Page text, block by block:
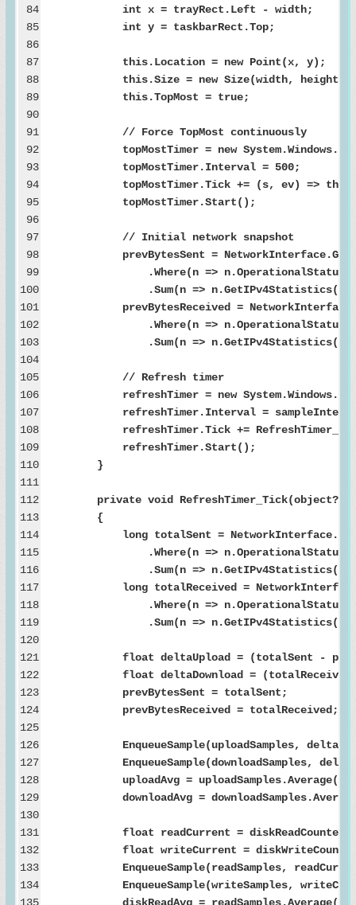
84
85
86
87
88
89
90
91
92
93
94
95
96
97
98
99
100
101
102
103
104
105
106
107
108
109
110
111
112
113
114
115
116
117
118
119
120
121
122
123
124
125
126
127
128
129
130
131
132
133
134
135
int x = trayRect.Left - width;
int y = taskbarRect.Top;
this.Location = new Point(x, y);
this.Size = new Size(width, height);
this.TopMost = true;
// Force TopMost continuously
topMostTimer = new
topMostTimer.Interval = 500;
topMostTimer.Tick += (s, ev) =>
topMostTimer.Start();
// Initial network snapshot
prevBytesSent =
.Where(n => n.OperationalStatus ==
.Sum(n =>
prevBytesReceived =
.Where(n => n.OperationalStatus ==
.Sum(n =>
// Refresh timer
refreshTimer = new
refreshTimer.Interval =
refreshTimer.Tick +=
refreshTimer.Start();
}
private void RefreshTimer_Tick(object?
{
long totalSent =
.Where(n => n.OperationalStatus ==
.Sum(n =>
long totalReceived =
.Where(n => n.OperationalStatus ==
.Sum(n =>
float deltaUpload = (totalSent -
float deltaDownload = (totalReceived -
prevBytesSent = totalSent;
prevBytesReceived = totalReceived;
EnqueueSample(uploadSamples,
EnqueueSample(downloadSamples,
uploadAvg = uploadSamples.Average();
downloadAvg =
float readCurrent =
float writeCurrent =
EnqueueSample(readSamples,
EnqueueSample(writeSamples,
diskReadAvg = readSamples.Average();